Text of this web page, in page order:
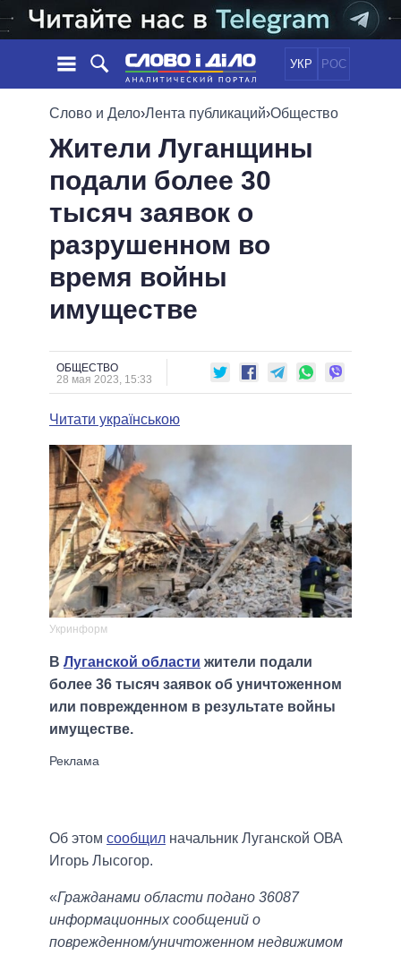
УКР РОС
НОВОСТИ
ЛЕНТА
СОБЫТИЯ
СТАТЬИ
ОБЗОРЫ
ДАЙДЖЕСТЫ
ПОЛИТИКА
ЭКОНОМИКА
ОБЩЕСТВО
ОБЕЩАНИЯ
ПОЛИТИКИ
ПРЕЗИДЕНТ И ОФИС
ВЕРХОВНАЯ РАДА
КАБИНЕТ МИНИСТРОВ
МЭРЫ
ВСЕ ПЕРСОНЫ
ВИДЕО
ПОДДЕРЖАТЬ
СРАВНЕНИЕ ПОЛИТИКОВ
Слово и Дело›Лента публикаций›Общество
Жители Луганщины
подали более 30
тысяч заявок о
разрушенном во
время войны
имуществе
ОБЩЕСТВО
28 мая 2023, 15:33
Читати українською
Укринформ
В Луганской области жители подали
более 36 тысяч заявок об уничтоженном
или поврежденном в результате войны
имуществе.
Об этом сообщил начальник Луганской ОВА
Игорь Лысогор.
«Гражданами области подано 36087
информационных сообщений о
поврежденном/уничтоженном недвижимом